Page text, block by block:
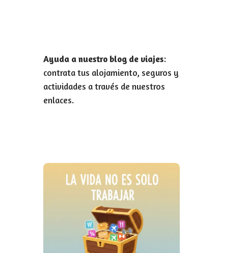
Ayuda a nuestro blog de viajes:
contrata tus alojamiento, seguros y
actividades a través de nuestros
enlaces.